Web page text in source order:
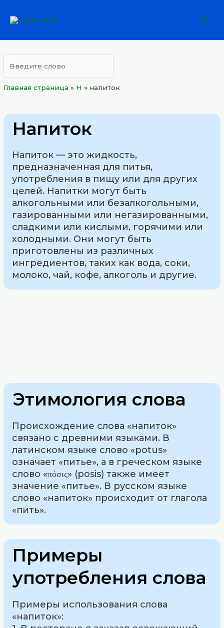
Главная страница » Н » напиток
Напиток
Напиток — это жидкость,
предназначенная для питья,
употребления в пищу или для других
целей. Напитки могут быть
алкогольными или безалкогольными,
газированными или негазированными,
сладкими или кислыми, горячими или
холодными. Они могут быть
приготовлены из различных
ингредиентов, таких как вода, соки,
молоко, чай, кофе, алкоголь и другие.
Этимология слова
Происхождение слова «напиток»
связано с древними языками. В
латинском языке слово «potus»
означает «питье», а в греческом языке
слово «πόσις» (posis) также имеет
значение «питье». В русском языке
слово «напиток» происходит от глагола
«пить».
Примеры
употребления слова
Примеры использования слова
«напиток»: